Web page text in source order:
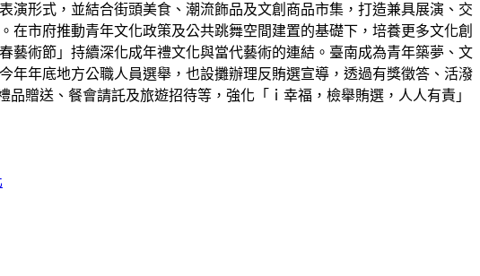
形式，並結合街頭美食、潮流飾品及文創商品市集，打造兼具展演、交
市府推動青年文化政策及公共跳舞空間建置的基礎下，培養更多文化創
藝術節」持續深化成年禮文化與當代藝術的連結。臺南成為青年築夢、文
年底地方公職人員選舉，也設攤辦理反賄選宣導，透過有獎徵答、活潑
贈送、餐會請託及旅遊招待等，強化「ｉ幸福，檢舉賄選，人人有責」